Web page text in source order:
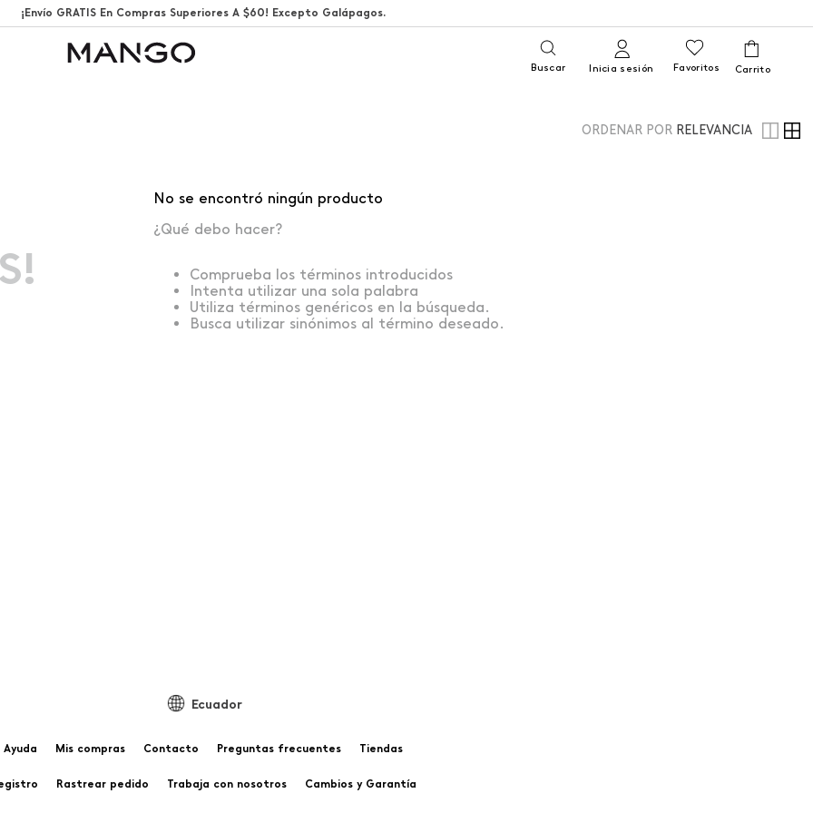
¡Envío GRATIS En Compras Superiores A $60! Excepto Galápagos.
Buscar Inicia sesión Favoritos
ORDENAR POR RELEVANCIA
No se encontró ningún producto
¿Qué debo hacer?
Comprueba los términos introducidos
Intenta utilizar una sola palabra
Utiliza términos genéricos en la búsqueda.
Busca utilizar sinónimos al término deseado.
Ecuador
Ayuda Mis compras Contacto Preguntas frecuentes Tiendas
Rastrear pedido Trabaja con nosotros Cambios y Garantía